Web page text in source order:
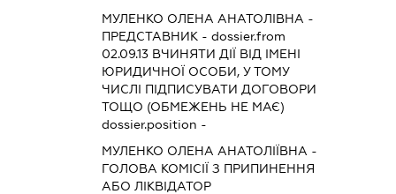
МУЛЕНКО ОЛЕНА АНАТОЛІВНА -
ПРЕДСТАВНИК - dossier.from
02.09.13ВЧИНЯТИ ДІЇ ВІД ІМЕНІ
ЮРИДИЧНОЇ ОСОБИ, У ТОМУ
ЧИСЛІ ПІДПИСУВАТИ ДОГОВОРИ
ТОЩО (ОБМЕЖЕНЬ НЕ МАЄ)
dossier.position -
МУЛЕНКО ОЛЕНА АНАТОЛІЇВНА -
ГОЛОВА КОМІСІЇ З ПРИПИНЕННЯ
АБО ЛІКВІДАТОР